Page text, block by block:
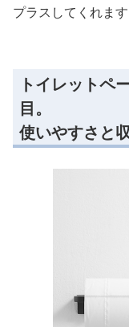
プラスしてくれます
トイレットペ
目。
使いやすさと